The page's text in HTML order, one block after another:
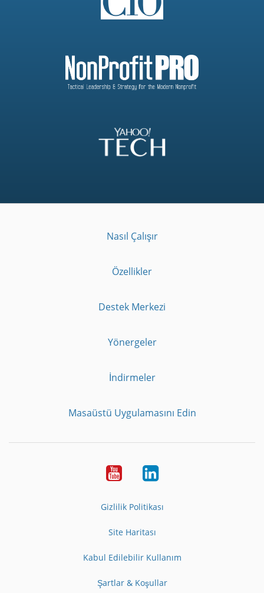
Nasıl Çalışır
Özellikler
Destek Merkezi
Yönergeler
İndirmeler
Masaüstü Uygulamasını Edin
YoutubeLinkedIn
Gizlilik Politikası
Site Haritası
Kabul Edilebilir Kullanım
Şartlar & Koşullar